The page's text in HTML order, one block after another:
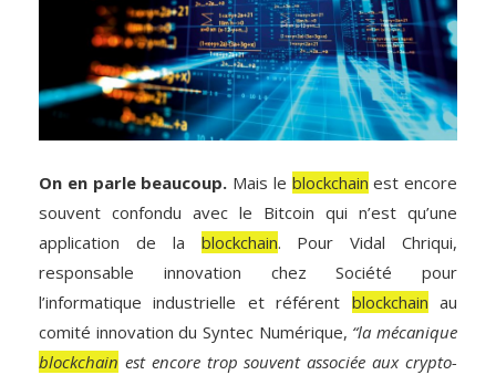
On en parle beaucoup. Mais le blockchain est encore
souvent confondu avec le Bitcoin qui n’est qu’une
application de la blockchain. Pour Vidal Chriqui,
responsable innovation chez Société pour
l’informatique industrielle et référent blockchain au
comité innovation du Syntec Numérique, “la mécanique
blockchain est encore trop souvent associée aux crypto-